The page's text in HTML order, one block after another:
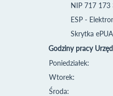
NIP 717 173
ESP -
Skrytka
Godziny pracy
Poniedziałek:
Wtorek:
Środa: